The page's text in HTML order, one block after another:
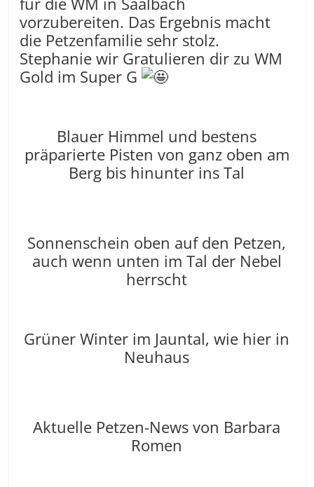
vorzubereiten. Das Ergebnis macht
die Petzenfamilie sehr stolz.
Stephanie wir Gratulieren dir zu WM
Gold im Super G
Blauer Himmel und bestens
präparierte Pisten von ganz oben am
Berg bis hinunter ins Tal
Sonnenschein oben auf den Petzen,
auch wenn unten im Tal der Nebel
herrscht
Grüner Winter im Jauntal, wie hier in
Neuhaus
Aktuelle Petzen-News von Barbara
Romen